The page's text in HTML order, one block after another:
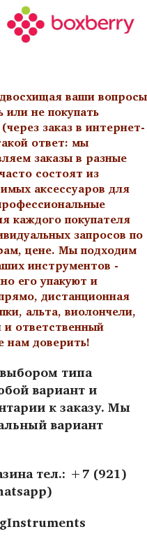
ваши вопросы
или не покупать
заказ в интернет-
ответ: мы
заказы в разные
состоят из
аксессуаров для
каждого покупателя
запросов по
цене. Мы подходим
инструментов -
его упакуют и
дистанционная
альта, виолончели,
и ответственный
нам доверить!
типа
вариант и
к заказу. Мы
вариант
тел.: +7 (921)